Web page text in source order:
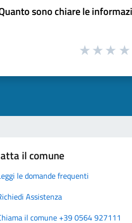
sono chiare le
il comune
le domande frequenti
Assistenza
il comune +39 0564 927111